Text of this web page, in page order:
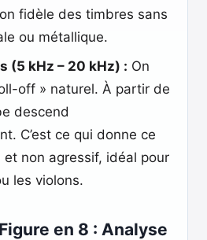
fidèle des timbres sans
ou métallique.
(5 kHz – 20 kHz) : On
off » naturel. À partir de
descend
C’est ce qui donne ce
et non agressif, idéal pour
les violons.
en 8 : Analyse